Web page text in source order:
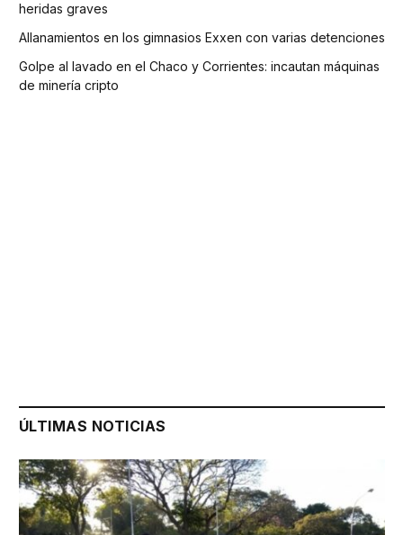
heridas graves
Allanamientos en los gimnasios Exxen con varias detenciones
Golpe al lavado en el Chaco y Corrientes: incautan máquinas
de minería cripto
ÚLTIMAS NOTICIAS